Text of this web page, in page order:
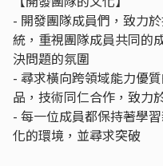
- 開發團隊成員們，致力
統，重視團隊成員共同的
決問題的氛圍
- 尋求橫向跨領域能力優
品，技術同仁合作，致力
- 每一位成員都保持著學
化的環境，並尋求突破